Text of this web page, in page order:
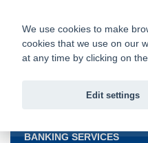
Fio
BANKING SERVICES
We use cookies to make
cookies that we use on our
at any time by clicking on
Edit settings